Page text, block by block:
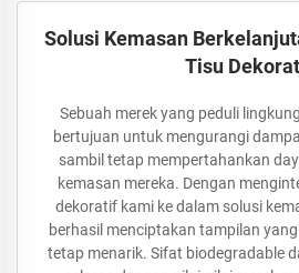
Solusi Kemasan
Tisu
Sebuah merek yang peduli
bertujuan untuk mengurangi
sambil tetap mempertahankan
kemasan mereka. Dengan
dekoratif kami ke dalam solusi
berhasil menciptakan tampilan
tetap menarik. Sifat biodegradable